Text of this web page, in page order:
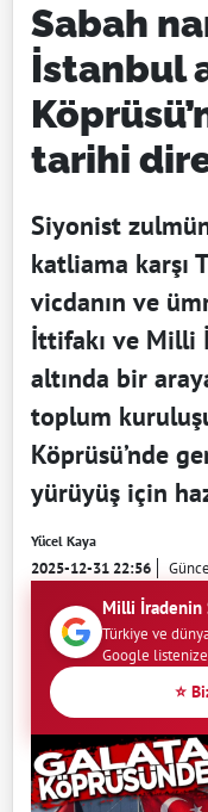
Sabah
İstanbul
tarihi
Siyonist
katliama karşı
vicdanın ve
İttifakı ve Milli
altında bir
toplum
Köprüsü’nde
yürüyüş için
Yücel Kaya
2025-12-31 22:56
Milli İradenin
Türkiye ve
Google
⭐